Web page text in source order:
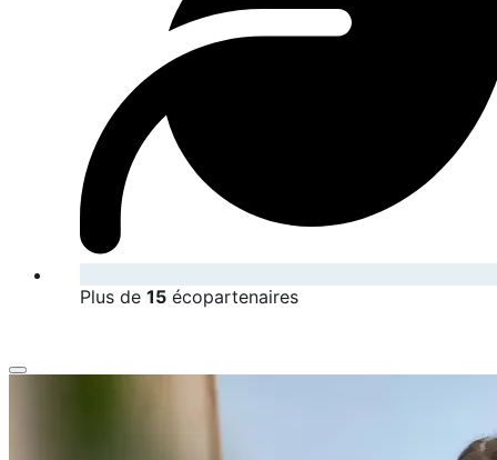
Plus de 15 écopartenaires